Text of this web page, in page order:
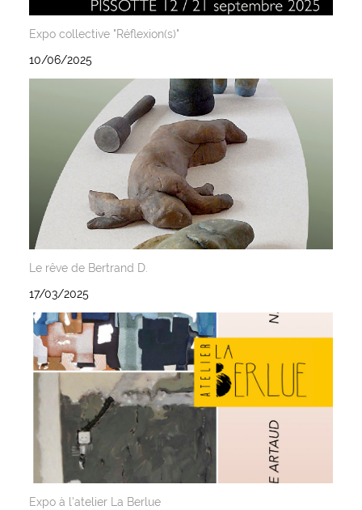
Expo collective "Réflexion(s)"
10/06/2025
Le rêve de Bertrand D.
17/03/2025
Expo à l'atelier La Berlue